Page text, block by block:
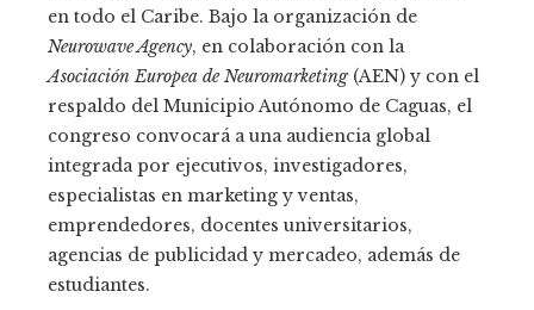
en todo el Caribe. Bajo la organización de
Neurowave Agency, en colaboración con la
Asociación Europea de Neuromarketing(AEN) y con el
respaldo del Municipio Autónomo de Caguas, el
congreso convocará a una audiencia global
integrada por ejecutivos, investigadores,
especialistas en marketing y ventas,
emprendedores, docentes universitarios,
agencias de publicidad y mercadeo, además de
estudiantes.